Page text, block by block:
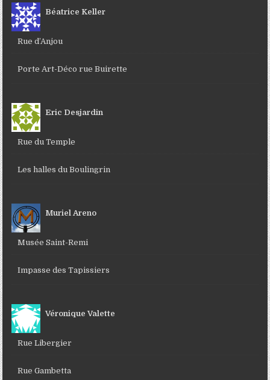
Béatrice Keller
Rue d’Anjou
Porte Art-Déco rue Buirette
Eric Desjardin
Rue du Temple
Les halles du Boulingrin
Muriel Areno
Musée Saint-Remi
Impasse des Tapissiers
Véronique Valette
Rue Libergier
Rue Gambetta